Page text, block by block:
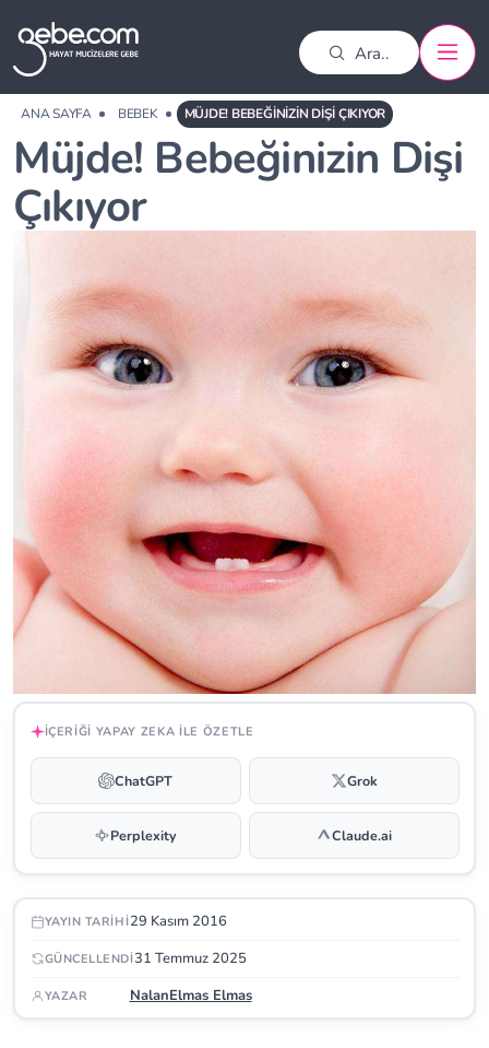
ANA SAYFA BEBEK MÜJDE! BEBEĞINIZIN DIŞI ÇIKIYOR
Müjde! Bebeğinizin Dişi
Çıkıyor
İÇERIĞI YAPAY ZEKA ILE ÖZETLE
ChatGPT Grok
Perplexity Claude.ai
YAYIN TARIHI29 Kasım 2016
GÜNCELLENDI31 Temmuz 2025
YAZAR NalanElmas Elmas